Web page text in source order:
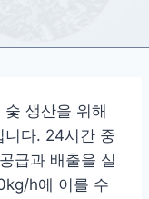
생산을 위해
니다. 24시간 중
급과 배출을 실
h에 이를 수